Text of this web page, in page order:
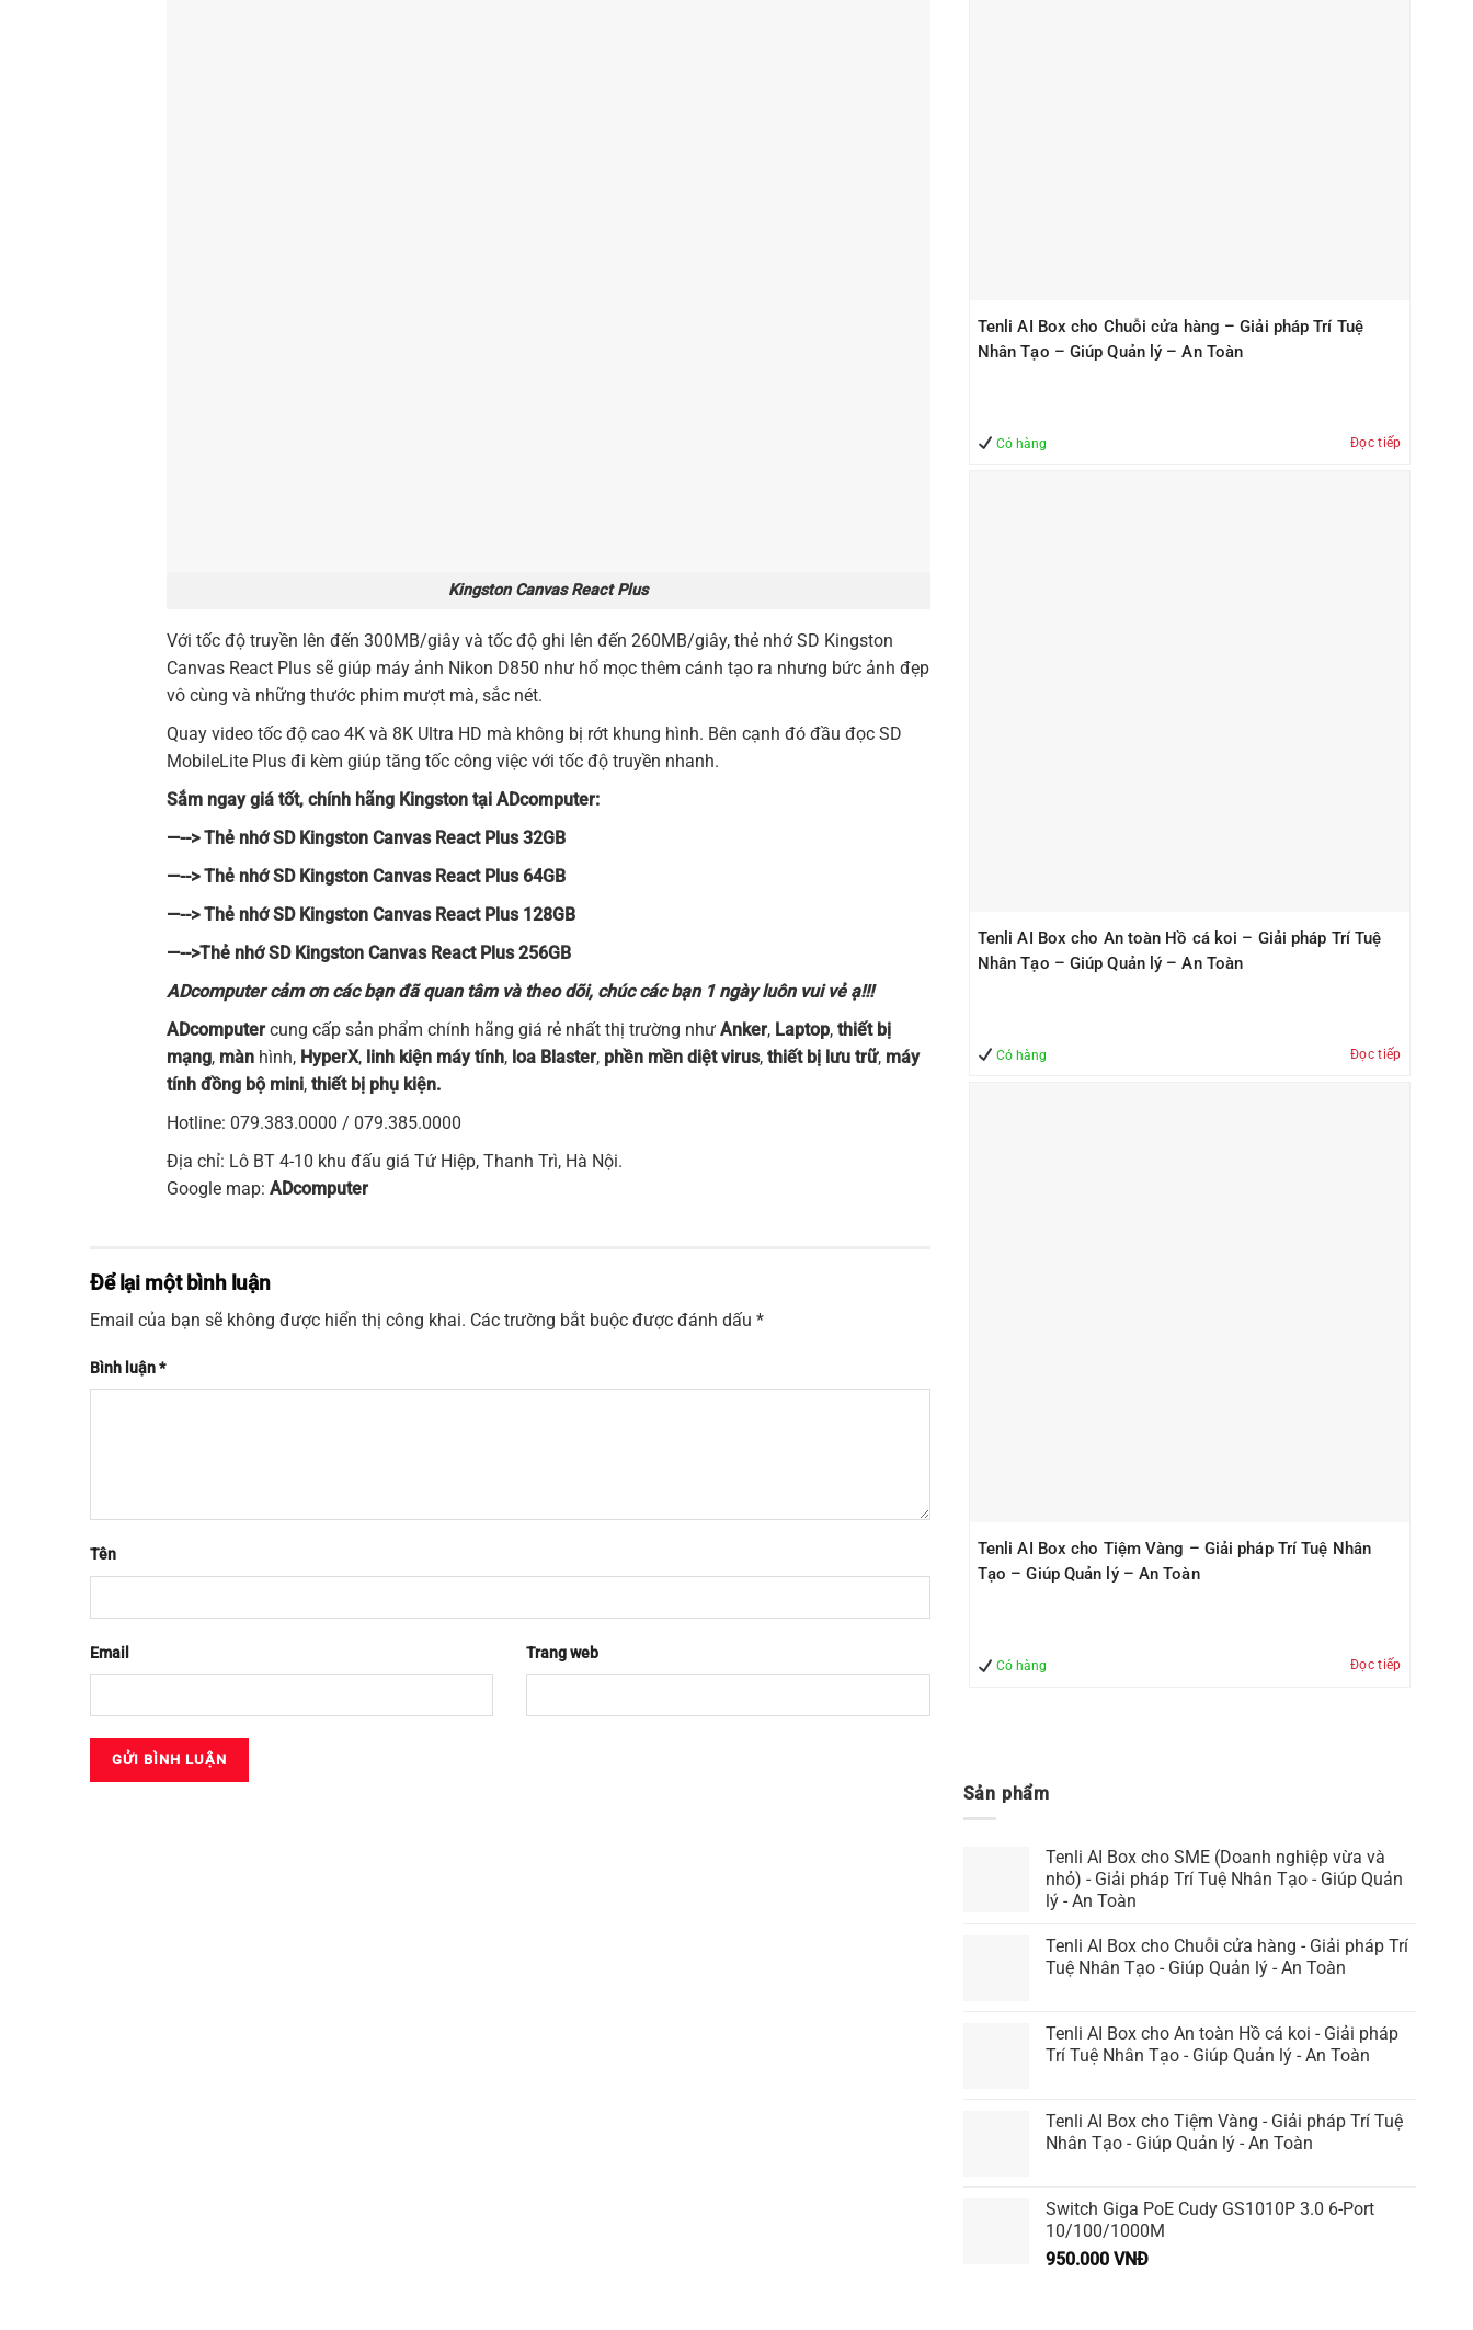
Kingston Canvas React Plus
Với tốc độ truyền lên đến 300MB/giây và tốc độ ghi lên đến 260MB/giây, thẻ nhớ SD Kingston
Canvas React Plus sẽ giúp máy ảnh Nikon D850 như hổ mọc thêm cánh tạo ra nhưng bức ảnh đẹp
vô cùng và những thước phim mượt mà, sắc nét.
Quay video tốc độ cao 4K và 8K Ultra HD mà không bị rớt khung hình. Bên cạnh đó đầu đọc SD
MobileLite Plus đi kèm giúp tăng tốc công việc với tốc độ truyền nhanh.
Sắm ngay giá tốt, chính hãng Kingston tại ADcomputer:
—-->Thẻ nhớ SD Kingston Canvas React Plus 32GB
—-->Thẻ nhớ SD Kingston Canvas React Plus 64GB
—-->Thẻ nhớ SD Kingston Canvas React Plus 128GB
—-->Thẻ nhớ SD Kingston Canvas React Plus 256GB
ADcomputer cảm ơn các bạn đã quan tâm và theo dõi, chúc các bạn 1 ngày luôn vui vẻ ạ!!!
ADcomputer cung cấp sản phẩm chính hãng giá rẻ nhất thị trường như Anker, Laptop, thiết bị
mạng, màn hình, HyperX, linh kiện máy tính, loa Blaster, phền mền diệt virus, thiết bị lưu trữ, máy
tính đồng bộ mini, thiết bị phụ kiện.
Hotline: 079.383.0000 / 079.385.0000
Địa chỉ: Lô BT 4-10 khu đấu giá Tứ Hiệp, Thanh Trì, Hà Nội.
Google map: ADcomputer
Để lại một bình luận
Email của bạn sẽ không được hiển thị công khai. Các trường bắt buộc được đánh dấu *
Bình luận*
Tên
Email Trang web
Tenli AI Box cho Chuỗi cửa hàng – Giải pháp Trí Tuệ
Nhân Tạo – Giúp Quản lý – An Toàn
Có hàng Đọc tiếp
Tenli AI Box cho An toàn Hồ cá koi – Giải pháp Trí Tuệ
Nhân Tạo – Giúp Quản lý – An Toàn
Có hàng Đọc tiếp
Tenli AI Box cho Tiệm Vàng – Giải pháp Trí Tuệ Nhân
Tạo – Giúp Quản lý – An Toàn
Có hàng Đọc tiếp
Sản phẩm
Tenli AI Box cho SME (Doanh nghiệp vừa và
nhỏ) - Giải pháp Trí Tuệ Nhân Tạo - Giúp Quản
lý - An Toàn
Tenli AI Box cho Chuỗi cửa hàng - Giải pháp Trí
Tuệ Nhân Tạo - Giúp Quản lý - An Toàn
Tenli AI Box cho An toàn Hồ cá koi - Giải pháp
Trí Tuệ Nhân Tạo - Giúp Quản lý - An Toàn
Tenli AI Box cho Tiệm Vàng - Giải pháp Trí Tuệ
Nhân Tạo - Giúp Quản lý - An Toàn
Switch Giga PoE Cudy GS1010P 3.0 6-Port
10/100/1000M
950.000 VNĐ